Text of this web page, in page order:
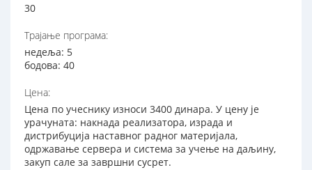
30
Трајање програма:
недеља: 5
бодова: 40
Цена:
Цена по учеснику износи 3400 динара. У цену је
урачуната: накнада реализатора, израда и
дистрибуција наставног радног материјала,
одржавање сервера и система за учење на даљину,
закуп сале за завршни сусрет.